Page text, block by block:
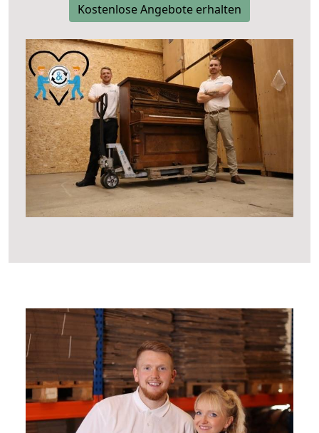
Kostenlose Angebote erhalten